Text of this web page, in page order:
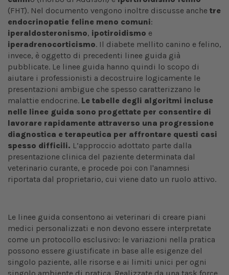
(FHT). Nel documento vengono inoltre discusse anche tre
endocrinopatie feline meno comuni:
iperaldosteronismo, ipotiroidismo e
iperadrenocorticismo. Il diabete mellito canino e felino,
invece, è oggetto di precedenti linee guida già
pubblicate. Le linee guida hanno quindi lo scopo di
aiutare i professionisti a decostruire logicamente le
presentazioni ambigue che spesso caratterizzano le
malattie endocrine. Le tabelle degli algoritmi incluse
nelle linee guida sono progettate per consentire di
lavorare rapidamente attraverso una progressione
diagnostica e terapeutica per affrontare questi casi
spesso difficili. L’approccio adottato parte dalla
presentazione clinica del paziente determinata dal
veterinario curante, e procede poi con l'anamnesi
riportata dal proprietario, cui viene dato un ruolo attivo.
Le linee guida consentono ai veterinari di creare piani
medici personalizzati e non devono essere interpretate
come un protocollo esclusivo: le variazioni nella pratica
possono essere giustificate in base alle esigenze del
singolo paziente, alle risorse e ai limiti unici per ogni